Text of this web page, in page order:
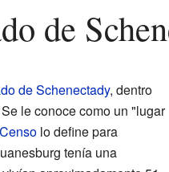
de
de Schenectady, dentro
le conoce como un "lugar
lo define para
tenía una